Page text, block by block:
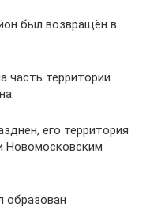
был возвращён в
часть территории
его территория
Новомосковским
образован